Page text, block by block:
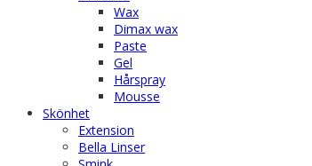
Wax
Dimax wax
Paste
Gel
Hårspray
Mousse
Skönhet
Extension
Bella Linser